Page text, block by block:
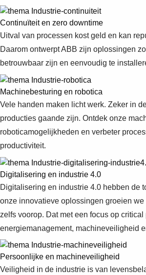
Suggestions
Products
See more products
Shopping list preview
0
Continuïteit en zero downtime
Uitval van processen kost geld en kan
Daarom ontwerpt ABB zijn oplossingen
betrouwbaar zijn en eenvoudig te
Machinebesturing en robotica
Vele handen maken licht werk. Zeker in
producties gaande zijn. Ontdek onze
roboticamogelijkheden en verbeter
productiviteit.
Digitalisering en industrie 4.0
Digitalisering en industrie 4.0 hebben de
onze innovatieve oplossingen groeien
zelfs voorop. Dat met een focus op critical
energiemanagement, machineveiligheid
Persoonlijke en machineveiligheid
Veiligheid in de industrie is van